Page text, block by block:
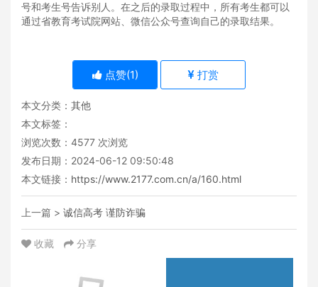
号和考生号告诉别人。在之后的录取过程中，所有考生都可以
通过省教育考试院网站、微信公众号查询自己的录取结果。
点赞(1) 打赏
本文分类： 其他
本文标签：
浏览次数： 4577 次浏览
发布日期：2024-06-12 09:50:48
本文链接： https://www.2177.com.cn/a/160.html
上一篇 > 诚信高考 谨防诈骗
收藏 分享